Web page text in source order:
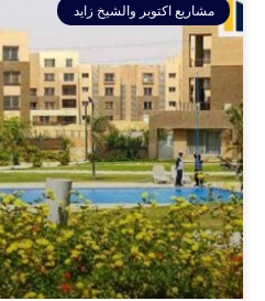
مشاريع اكتوبر والشيخ زايد